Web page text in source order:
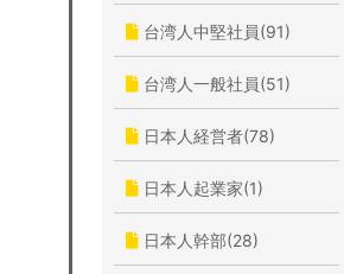
台湾人中堅社員(91)
台湾人一般社員(51)
日本人経営者(78)
日本人起業家(1)
日本人幹部(28)